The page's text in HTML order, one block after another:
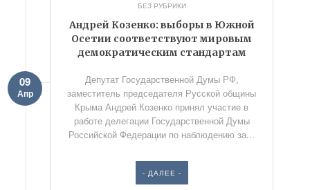
БЕЗ РУБРИКИ
Андрей Козенко: выборы в Южной
Осетии соответствуют мировым
демократическим стандартам
09
Апр
Депутат Государственной Думы РФ,
заместитель председателя Русской общины
Крыма Андрей Козенко принял участие в
работе делегации Государственной Думы
Российской Федерации по наблюдению за...
- ДАЛЕЕ -